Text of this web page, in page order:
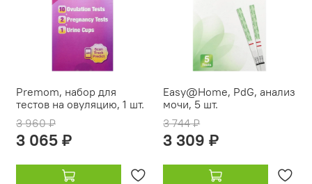
Premom, набор для
тестов на овуляцию, 1 шт.
3 960 ₽
3 065 ₽
Easy@Home, PdG, анализ
мочи, 5 шт.
3 744 ₽
3 309 ₽